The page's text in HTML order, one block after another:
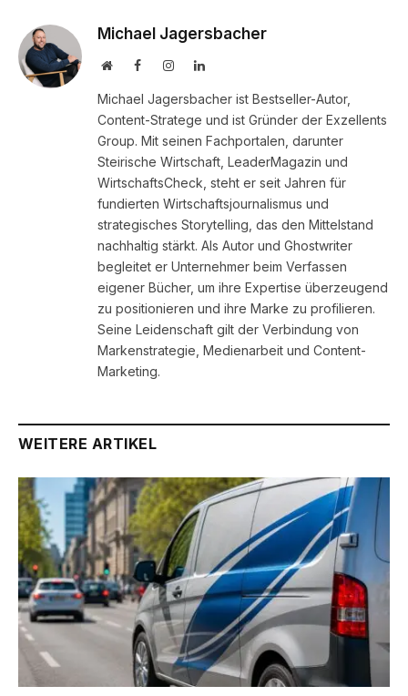
Michael Jagersbacher
WebsiteFacebookInstagramLinkedIn
Michael Jagersbacher ist Bestseller-Autor,
Content-Stratege und ist Gründer der Exzellents
Group. Mit seinen Fachportalen, darunter
Steirische Wirtschaft, LeaderMagazin und
WirtschaftsCheck, steht er seit Jahren für
fundierten Wirtschaftsjournalismus und
strategisches Storytelling, das den Mittelstand
nachhaltig stärkt. Als Autor und Ghostwriter
begleitet er Unternehmer beim Verfassen
eigener Bücher, um ihre Expertise überzeugend
zu positionieren und ihre Marke zu profilieren.
Seine Leidenschaft gilt der Verbindung von
Markenstrategie, Medienarbeit und Content-
Marketing.
WEITERE ARTIKEL